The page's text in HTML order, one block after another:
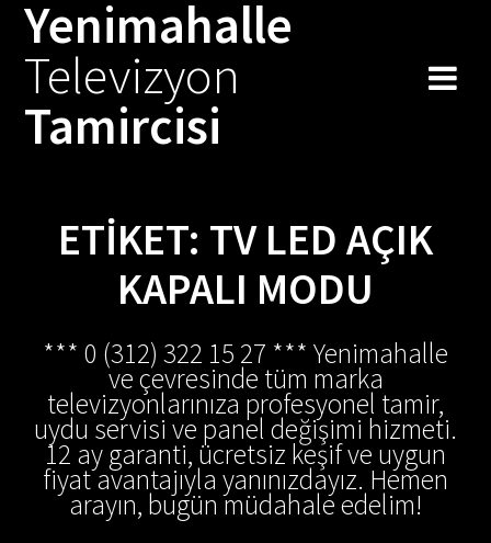
Skip
to
Yenimahalle
Televizyon
Tamircisi
ETIKET: TV LED AÇIK
KAPALI MODU
*** 0 (312) 322 15 27 *** Yenimahalle
ve çevresinde tüm marka
televizyonlarınıza profesyonel tamir,
uydu servisi ve panel değişimi hizmeti.
12 ay garanti, ücretsiz keşif ve uygun
fiyat avantajıyla yanınızdayız. Hemen
arayın, bugün müdahale edelim!